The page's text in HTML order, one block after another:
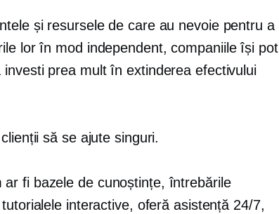
și resursele de care au nevoie pentru a
lor în mod independent, companiile își pot
prea mult în extinderea efectivului
să se ajute singuri.
fi bazele de cunoștințe, întrebările
interactive, oferă asistență 24/7,